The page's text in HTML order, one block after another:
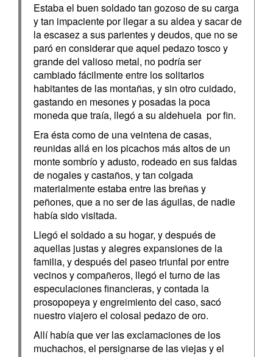
Estaba el buen soldado tan gozoso de su carga
y tan impaciente por llegar a su aldea y sacar de
la escasez a sus parientes y deudos, que no se
paró en considerar que aquel pedazo tosco y
grande del valioso metal, no podría ser
cambiado fácilmente entre los solitarios
habitantes de las montañas, y sin otro cuidado,
gastando en mesones y posadas la poca
moneda que traía, llegó a su aldehuela por fin.
Era ésta como de una veintena de casas,
reunidas allá en los picachos más altos de un
monte sombrío y adusto, rodeado en sus faldas
de nogales y castaños, y tan colgada
materialmente estaba entre las breñas y
peñones, que a no ser de las águilas, de nadie
había sido visitada.
Llegó el soldado a su hogar, y después de
aquellas justas y alegres expansiones de la
familia, y después del paseo triunfal por entre
vecinos y compañeros, llegó el turno de las
especulaciones financieras, y contada la
prosopopeya y engreimiento del caso, sacó
nuestro viajero el colosal pedazo de oro.
Allí había que ver las exclamaciones de los
muchachos, el persignarse de las viejas y el